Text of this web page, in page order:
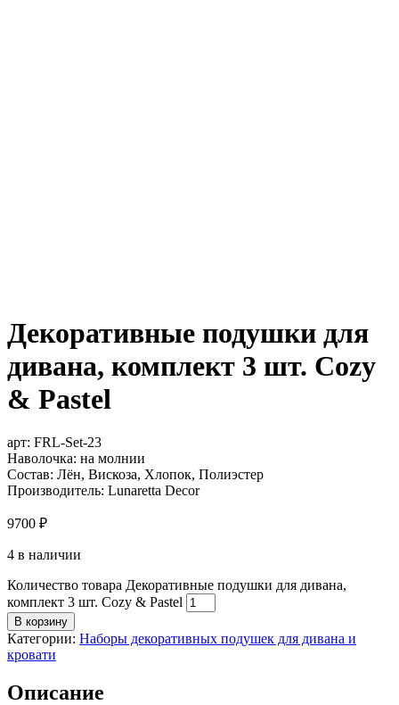
Декоративные подушки для
дивана, комплект 3 шт. Cozy
& Pastel
арт: FRL-Set-23
Наволочка: на молнии
Состав: Лён, Вискоза, Хлопок, Полиэстер
Производитель: Lunaretta Decor
9700 ₽
4 в наличии
Количество товара Декоративные подушки для дивана,
комплект 3 шт. Cozy & Pastel
В корзину
Категории: Наборы декоративных подушек для дивана и
кровати
Описание